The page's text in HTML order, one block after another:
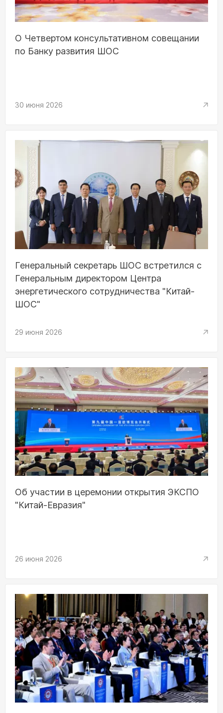
О Четвертом консультативном совещании
по Банку развития ШОС
30 июня 2026
Генеральный секретарь ШОС встретился с
Генеральным директором Центра
энергетического сотрудничества "Китай-
ШОС"
29 июня 2026
Об участии в церемонии открытия ЭКСПО
"Китай-Евразия"
26 июня 2026